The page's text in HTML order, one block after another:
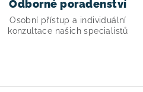
s
u
Odborné poradenství
Osobní přístup a individuální
konzultace našich specialistů